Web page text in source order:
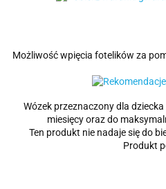
Możliwość wpięcia fotelików za
Wózek przeznaczony dla
miesięcy oraz do
Ten produkt nie nadaje się do
Produkt